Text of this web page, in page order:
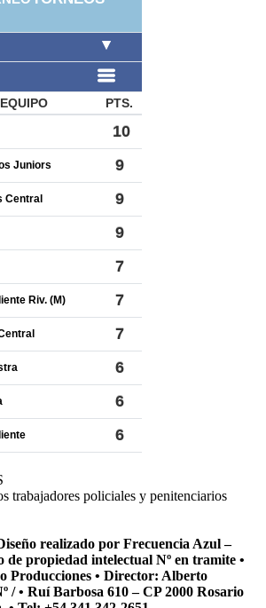
trabajadores policiales y penitenciarios
realizado por Frecuencia Azul –
de propiedad intelectual Nº en tramite •
Producciones • Director: Alberto
/ • Ruí Barbosa 610 – CP 2000 Rosario